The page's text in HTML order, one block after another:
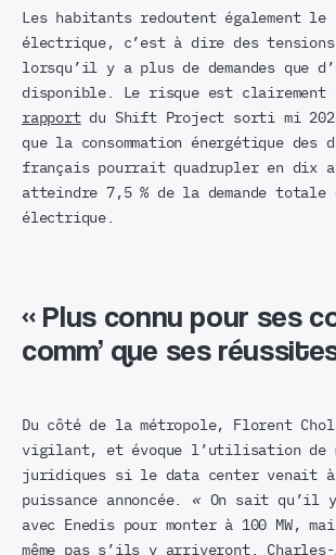
Les habitants redoutent également le
électrique, c’est à dire des
lorsqu’il y a plus de demandes que
disponible. Le risque est clairement
rapportdu Shift Project sorti mi
que la consommation énergétique des
français pourrait quadrupler en dix
atteindre 7,5 % de la demande totale
électrique.
« Plus connu pour ses
comm’ que ses
Du côté de la métropole, Florent
vigilant, et évoque l’utilisation de
juridiques si le data center venait
puissance annoncée.
« On sait qu’il
avec Enedis pour monter à 100 MW,
même pas s’ils y arriveront. Charles-